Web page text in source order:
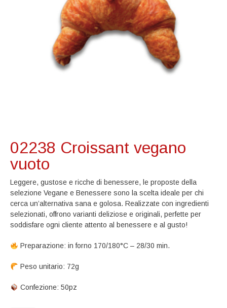
02238 Croissant vegano
vuoto
Leggere, gustose e ricche di benessere, le proposte della
selezione Vegane e Benessere sono la scelta ideale per chi
cerca un’alternativa sana e golosa. Realizzate con ingredienti
selezionati, offrono varianti deliziose e originali, perfette per
soddisfare ogni cliente attento al benessere e al gusto!
Preparazione: in forno 170/180°C – 28/30 min.
Peso unitario​: 72g
​ Confezione: 50pz